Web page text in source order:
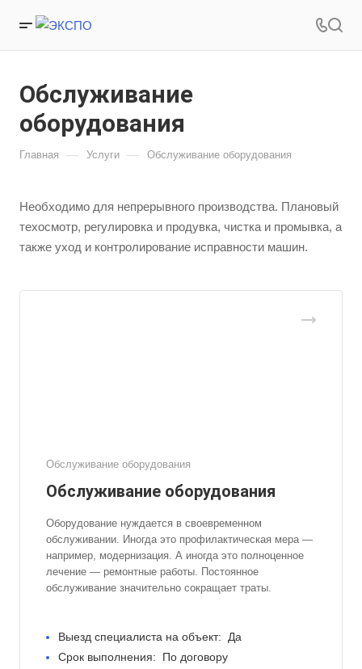
Обслуживание
оборудования
Главная — Услуги — Обслуживание оборудования
Необходимо для непрерывного производства. Плановый
техосмотр, регулировка и продувка, чистка и промывка, а
также уход и контролирование исправности машин.
Обслуживание оборудования
Обслуживание оборудования
Оборудование нуждается в своевременном
обслуживании. Иногда это профилактическая мера —
например, модернизация. А иногда это полноценное
лечение — ремонтные работы. Постоянное
обслуживание значительно сокращает траты.
Выезд специалиста на объект:
Да
Срок выполнения:
По договору